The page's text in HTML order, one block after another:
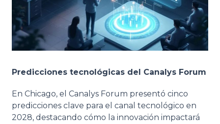
Predicciones tecnológicas del Canalys Forum
En Chicago, el Canalys Forum presentó cinco
predicciones clave para el canal tecnológico en
2028, destacando cómo la innovación impactará